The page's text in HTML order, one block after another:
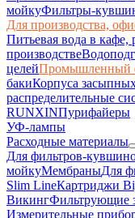
мойкуФильтры-
Для производства,
Питьевая вода в кафе,
производстве
целейПромышленный
бакиКорпуса
распределительные
RUNXINПурифайеры
УФ-лампы
Расходные материалы
Для фильтров-
мойкуМембраныДля
Slim LineКартриджи
ВикингФильтрующие
Измерительные